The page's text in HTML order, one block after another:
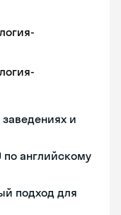
и
по английскому
подход для